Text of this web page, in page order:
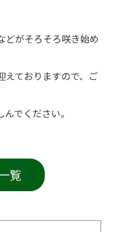
どがそろそろ咲き始め
えておりますので、ご
でください。
覧